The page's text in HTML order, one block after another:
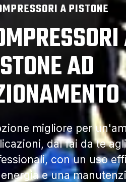
A PISTONE
AD
migliore per
dal fai da te
con un uso
e una